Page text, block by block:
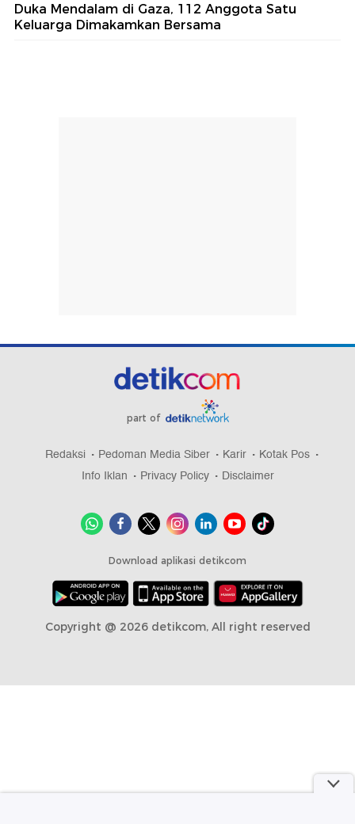
Duka Mendalam di Gaza, 112 Anggota Satu
Keluarga Dimakamkan Bersama
part of
Redaksi Pedoman Media Siber Karir
Kotak Pos
Info Iklan
Privacy Policy Disclaimer
Download aplikasi detikcom
Copyright @ 2026 detikcom, All right reserved